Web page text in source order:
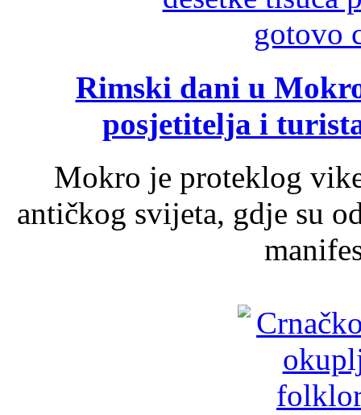
Rimski dani u
posjetitelja i
Mokro je proteklog
antičkog svijeta, gdje su